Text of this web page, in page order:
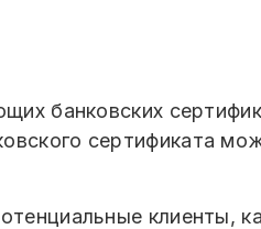
банковских
сертификата
клиенты,